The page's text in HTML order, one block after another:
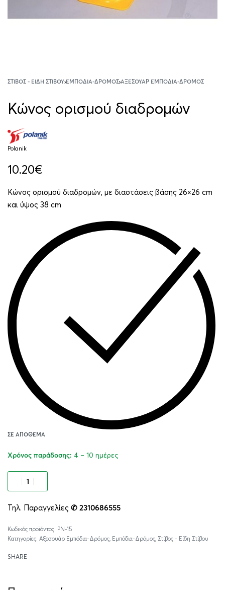
ΣΤΊΒΟΣ - ΕΊΔΗ ΣΤΊΒΟΥ›ΕΜΠΌΔΙΑ-ΔΡΌΜΟΣ›ΑΞΕΣΟΥΆΡ ΕΜΠΌΔΙΑ-ΔΡΌΜΟΣ
Κώνος ορισμού διαδρομών
Polanik
10.20€
Κώνος ορισμού διαδρομών, με διαστάσεις βάσης 26×26 cm
και ύψος 38 cm
ΣΕ ΑΠΌΘΕΜΑ
Χρόνος παράδοσης: 4 – 10 ημέρες
Τηλ. Παραγγελίες ✆ 2310686555
PN-15
Κατηγορίες: Αξεσουάρ Εμπόδια-Δρόμος Εμπόδια-Δρόμος Στίβος - Είδη Στίβου
SHARE